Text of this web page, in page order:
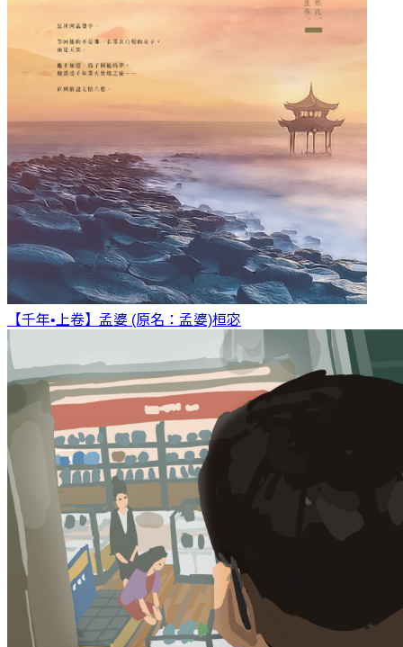
【千年•上卷】孟婆 (原名：孟婆)桓宓